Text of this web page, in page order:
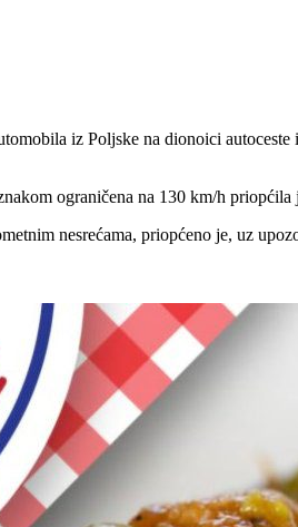
iz Poljske na dionoici
ograničena na 130 km/h
nesrećama, priopćeno je, uz